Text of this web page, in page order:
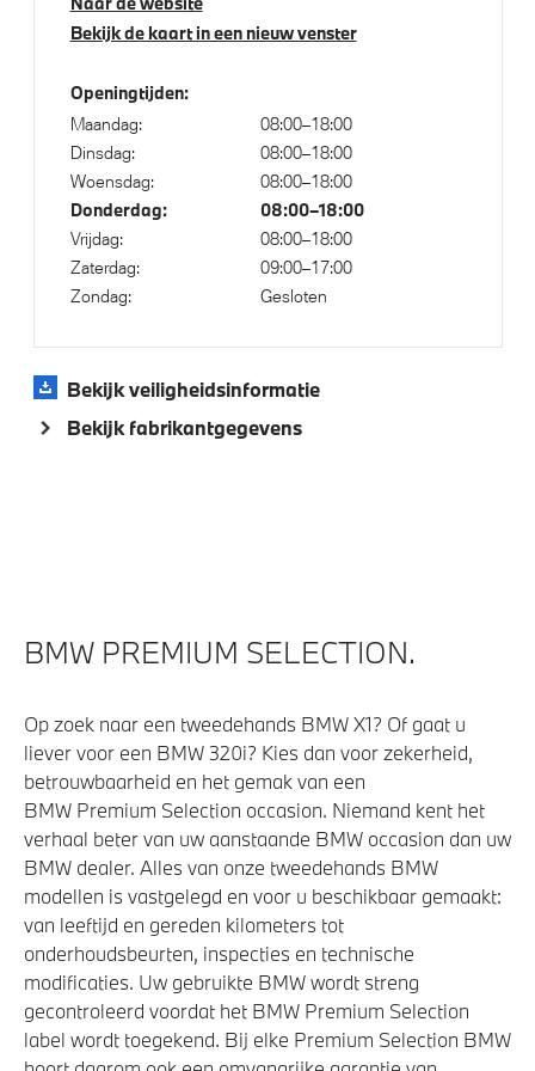
Buitenspiegels elektrisch inklapbaar
Cruise control
Bandenspanningsweergavesysteem
Automatisch dimmende binnen- en buitenspiegel
bestuurderzijde
Alarmsysteem klasse 3 (VbV/SCM)
Alarmsignaal (Intern)
Park Distance Control voor/achter (PDC)
Parking Assistant
Aandrijving en onderstel
Grotere brandstoftank
Automatische sporttransmissie met stuurschakeling
Kilometertacho
M Sportonderstel
M Sport steering
Veiligheid
Akoestische waarschuwing veiligheidsgordel
Actieve Voetgangersbescherming
Bekijk de kaart in een nieuw venster
Openingtijden:
Maandag:
08:00–18:00
Dinsdag:
08:00–18:00
Woensdag:
08:00–18:00
Donderdag: 08:00–18:00
Vrijdag:
08:00–18:00
Zaterdag:
09:00–17:00
Zondag:
Gesloten
Bekijk veiligheidsinformatie
Bekijk fabrikantgegevens
BMW PREMIUM SELECTION.
Op zoek naar een tweedehands BMW X1? Of gaat u
liever voor een BMW 320i? Kies dan voor zekerheid,
betrouwbaarheid en het gemak van een
BMW Premium Selection occasion. Niemand kent het
verhaal beter van uw aanstaande BMW occasion dan uw
BMW dealer. Alles van onze tweedehands BMW
modellen is vastgelegd en voor u beschikbaar gemaakt:
van leeftijd en gereden kilometers tot
onderhoudsbeurten, inspecties en technische
modificaties. Uw gebruikte BMW wordt streng
gecontroleerd voordat het BMW Premium Selection
label wordt toegekend. Bij elke Premium Selection BMW